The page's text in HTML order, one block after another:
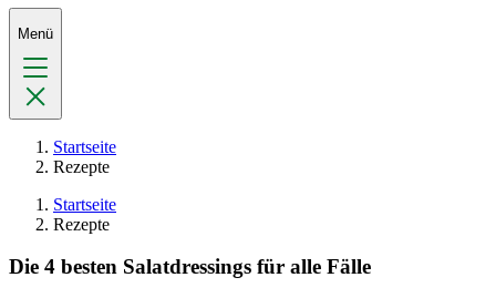
Menü
Startseite
Rezepte
Startseite
Rezepte
Die 4 besten Salatdressings für alle Fälle